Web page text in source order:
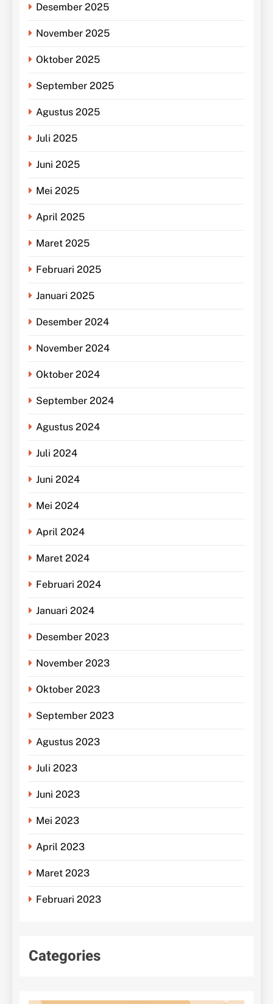
Desember 2025
November 2025
Oktober 2025
September 2025
Agustus 2025
Juli 2025
Juni 2025
Mei 2025
April 2025
Maret 2025
Februari 2025
Januari 2025
Desember 2024
November 2024
Oktober 2024
September 2024
Agustus 2024
Juli 2024
Juni 2024
Mei 2024
April 2024
Maret 2024
Februari 2024
Januari 2024
Desember 2023
November 2023
Oktober 2023
September 2023
Agustus 2023
Juli 2023
Juni 2023
Mei 2023
April 2023
Maret 2023
Februari 2023
Categories